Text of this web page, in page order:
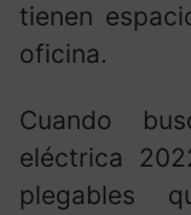
tienen
oficina.
Cuando
eléctrica
plegables